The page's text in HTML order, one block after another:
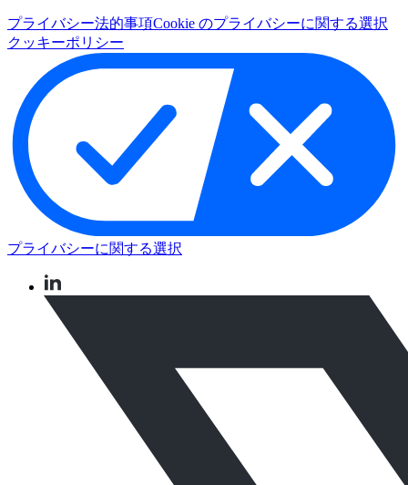
プライバシー法的事項Cookie のプライバシーに関する選択
クッキーポリシー
プライバシーに関する選択